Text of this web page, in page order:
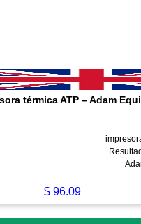
térmica ATP – Adam
$96.09